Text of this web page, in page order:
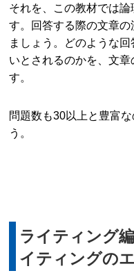
それを、この教材では
す。回答する際の文章
ましょう。どのような
いとされるのかを、文
す。
問題数も30以上と豊富
う。
ライティング
イティングの